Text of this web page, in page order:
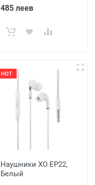
485 леев
HOT
Наушники XO EP22,
Белый